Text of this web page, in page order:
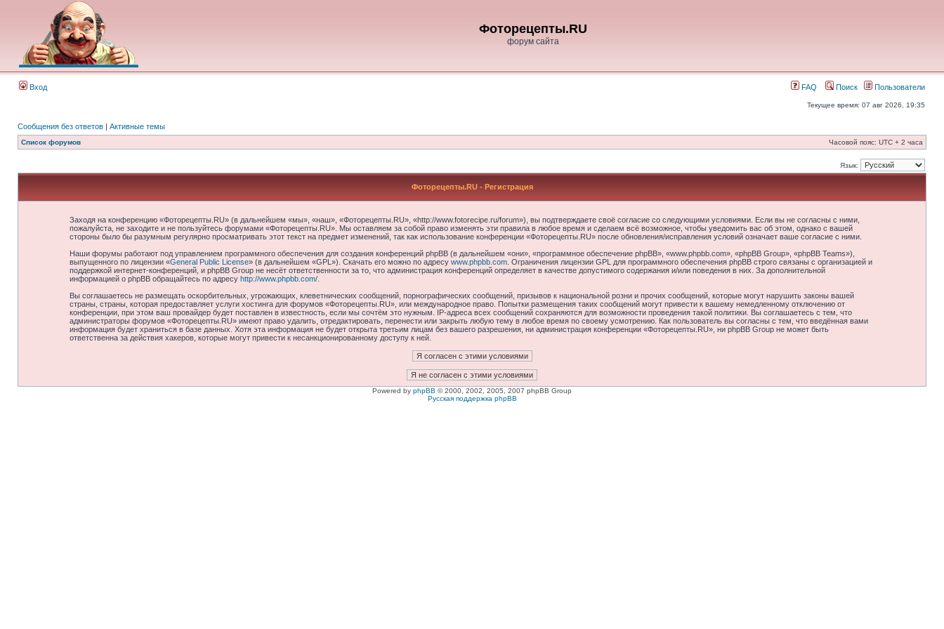
Фоторецепты.RU
форум сайта
Вход FAQ Поиск Пользователи
Текущее время: 07 авг 2026, 19:35
Сообщения без ответов | Активные темы
Список форумов Часовой пояс: UTC + 2 часа
Язык:
Фоторецепты.RU - Регистрация
Заходя на конференцию «Фоторецепты.RU» (в дальнейшем «мы», «наш», «Фоторецепты.RU», «http://www.fotorecipe.ru/forum»), вы подтверждаете своё согласие со следующими условиями. Если вы не согласны с ними,
пожалуйста, не заходите и не пользуйтесь форумами «Фоторецепты.RU». Мы оставляем за собой право изменять эти правила в любое время и сделаем всё возможное, чтобы уведомить вас об этом, однако с вашей
стороны было бы разумным регулярно просматривать этот текст на предмет изменений, так как использование конференции «Фоторецепты.RU» после обновления/исправления условий означает ваше согласие с ними.
Наши форумы работают под управлением программного обеспечения для создания конференций phpBB (в дальнейшем «они», «программное обеспечение phpBB», «www.phpbb.com», «phpBB Group», «phpBB Teams»),
выпущенного по лицензии «General Public License» (в дальнейшем «GPL»). Скачать его можно по адресу www.phpbb.com. Ограничения лицензии GPL для программного обеспечения phpBB строго связаны с организацией и
поддержкой интернет-конференций, и phpBB Group не несёт ответственности за то, что администрация конференций определяет в качестве допустимого содержания и/или поведения в них. За дополнительной
информацией о phpBB обращайтесь по адресу http://www.phpbb.com/.
Вы соглашаетесь не размещать оскорбительных, угрожающих, клеветнических сообщений, порнографических сообщений, призывов к национальной розни и прочих сообщений, которые могут нарушить законы вашей
страны, страны, которая предоставляет услуги хостинга для форумов «Фоторецепты.RU», или международное право. Попытки размещения таких сообщений могут привести к вашему немедленному отключению от
конференции, при этом ваш провайдер будет поставлен в известность, если мы сочтём это нужным. IP-адреса всех сообщений сохраняются для возможности проведения такой политики. Вы соглашаетесь с тем, что
администраторы форумов «Фоторецепты.RU» имеют право удалить, отредактировать, перенести или закрыть любую тему в любое время по своему усмотрению. Как пользователь вы согласны с тем, что введённая вами
информация будет храниться в базе данных. Хотя эта информация не будет открыта третьим лицам без вашего разрешения, ни администрация конференции «Фоторецепты.RU», ни phpBB Group не может быть
ответственна за действия хакеров, которые могут привести к несанкционированному доступу к ней.
Powered by phpBB © 2000, 2002, 2005, 2007 phpBB Group
Русская поддержка phpBB